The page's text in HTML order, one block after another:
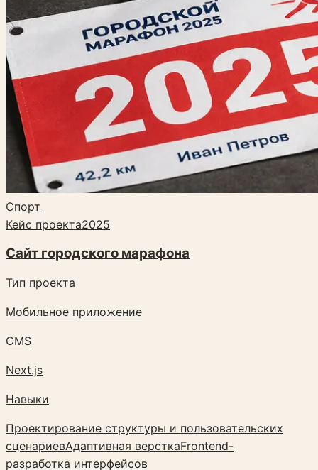
Спорт
Кейс проекта2025
Сайт городского марафона
Тип проекта
Мобильное приложение
CMS
Next.js
Навыки
Проектирование структуры и пользовательских
сценариевАдаптивная версткаFrontend-
разработка интерфейсов